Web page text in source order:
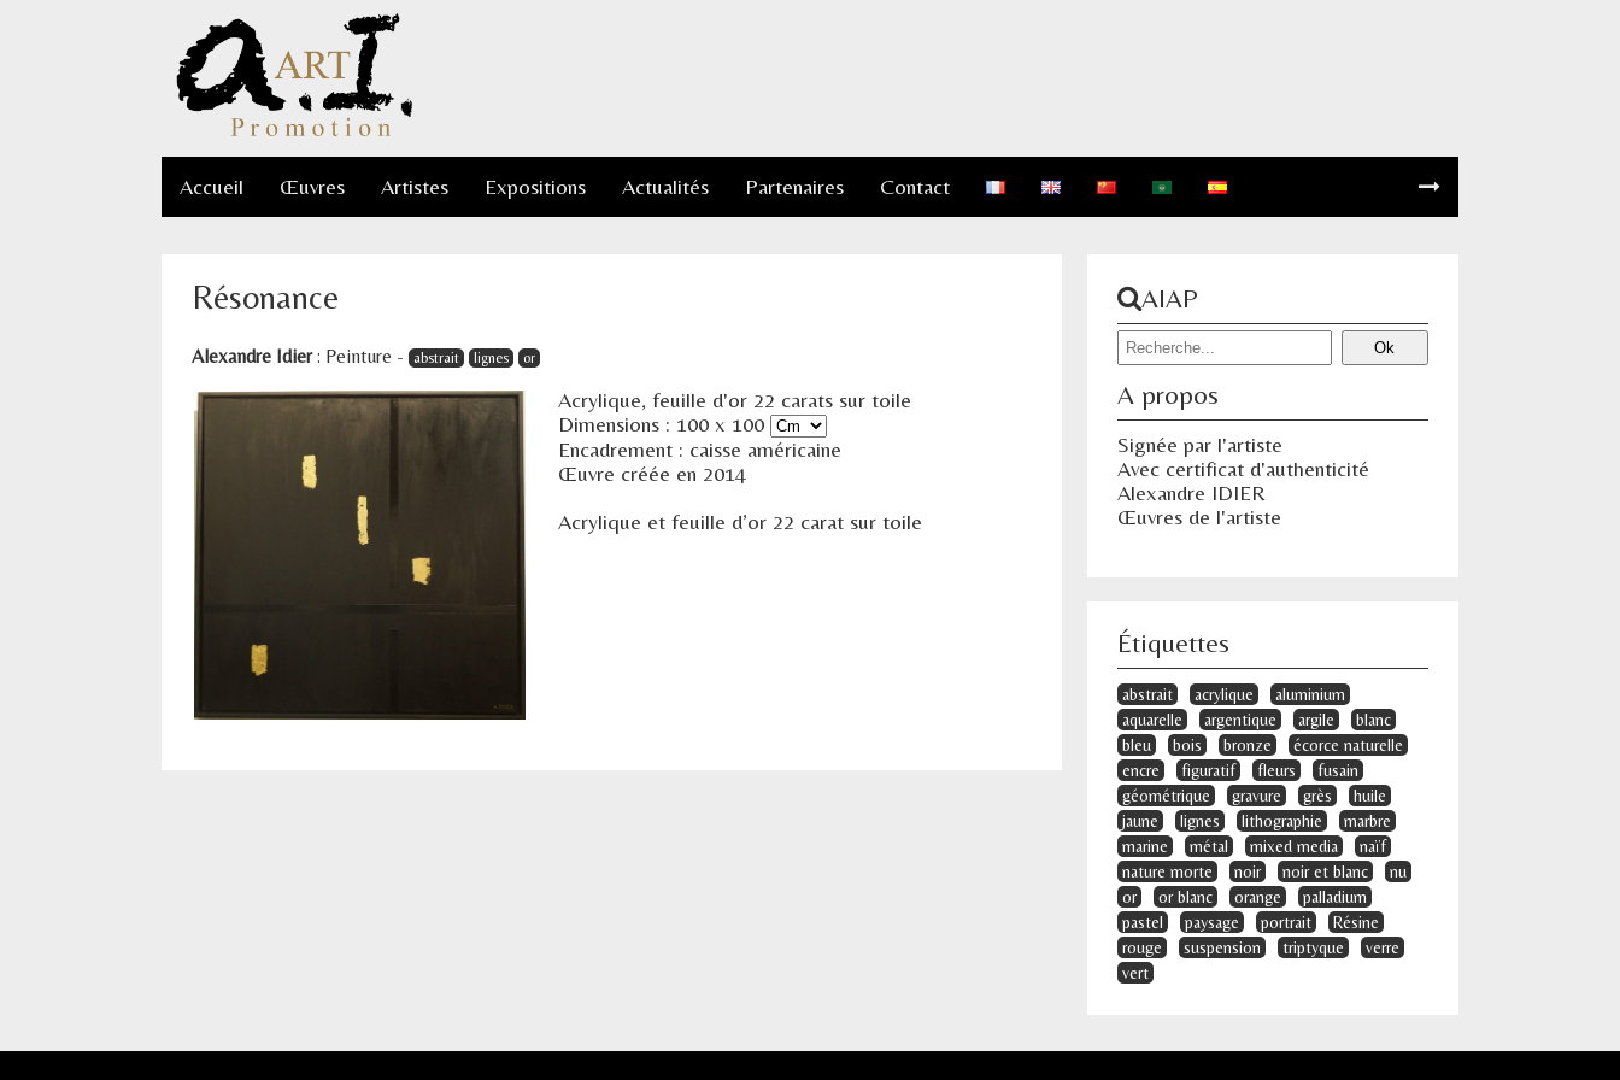
Accueil Œuvres Artistes Expositions Actualités Partenaires Contact
Résonance
Alexandre Idier: Peinture - abstrait lignes or
Acrylique, feuille d'or 22 carats sur toile
Dimensions : 100 x 100
Encadrement : caisse américaine
Œuvre créée en 2014
Acrylique et feuille d’or 22 carat sur toile
AIAP
A propos
Signée par l'artiste
Avec certificat d'authenticité
Alexandre IDIER
Œuvres de l'artiste
Étiquettes
abstrait acrylique
aluminium
aquarelle
argentique argile
blanc
bleu
bois bronze
écorce naturelle
encre
figuratif fleurs
fusain
géométrique
gravure grès
huile
jaune
lignes lithographie
marbre
marine
métal mixed media
naïf
nature morte
noir noir et blanc
nu
or
or blanc orange
palladium
pastel
paysage portrait
Résine
rouge
suspension triptyque
verre
vert